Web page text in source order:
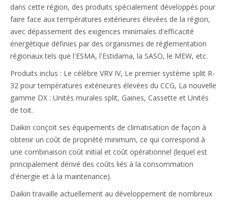
dans cette région, des produits spécialement développés pour
faire face aux températures extérieures élevées de la région,
avec dépassement des exigences minimales d'efficacité
énergétique définies par des organismes de réglementation
régionaux tels que l'ESMA, l'Estidama, la SASO, le MEW, etc.
Produits inclus : Le célèbre VRV IV, Le premier système split R-
32 pour températures extérieures élevées du CCG, La nouvelle
gamme DX : Unités murales split, Gaines, Cassette et Unités
de toit.
Daikin conçoit ses équipements de climatisation de façon à
obtenir un coût de propriété minimum, ce qui correspond à
une combinaison coût initial et coût opérationnel (lequel est
principalement dérivé des coûts liés à la consommation
d'énergie et à la maintenance).
Daikin travaille actuellement au développement de nombreux